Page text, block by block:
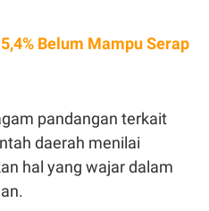
Belum Mampu Serap
pandangan terkait
daerah menilai
hal yang wajar dalam